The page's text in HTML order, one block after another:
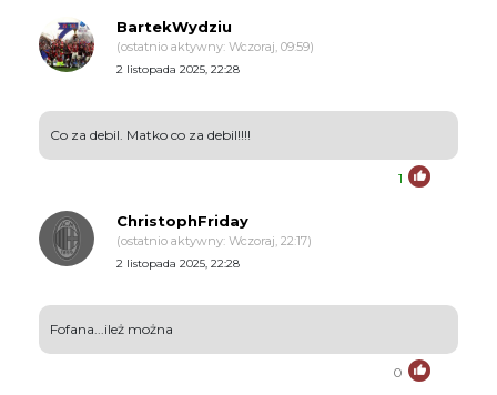
BartekWydziu
(ostatnio aktywny: Wczoraj, 09:59)
2 listopada 2025, 22:28
Co za debil. Matko co za debil!!!!
1
ChristophFriday
(ostatnio aktywny: Wczoraj, 22:17)
2 listopada 2025, 22:28
Fofana...ileż można
0